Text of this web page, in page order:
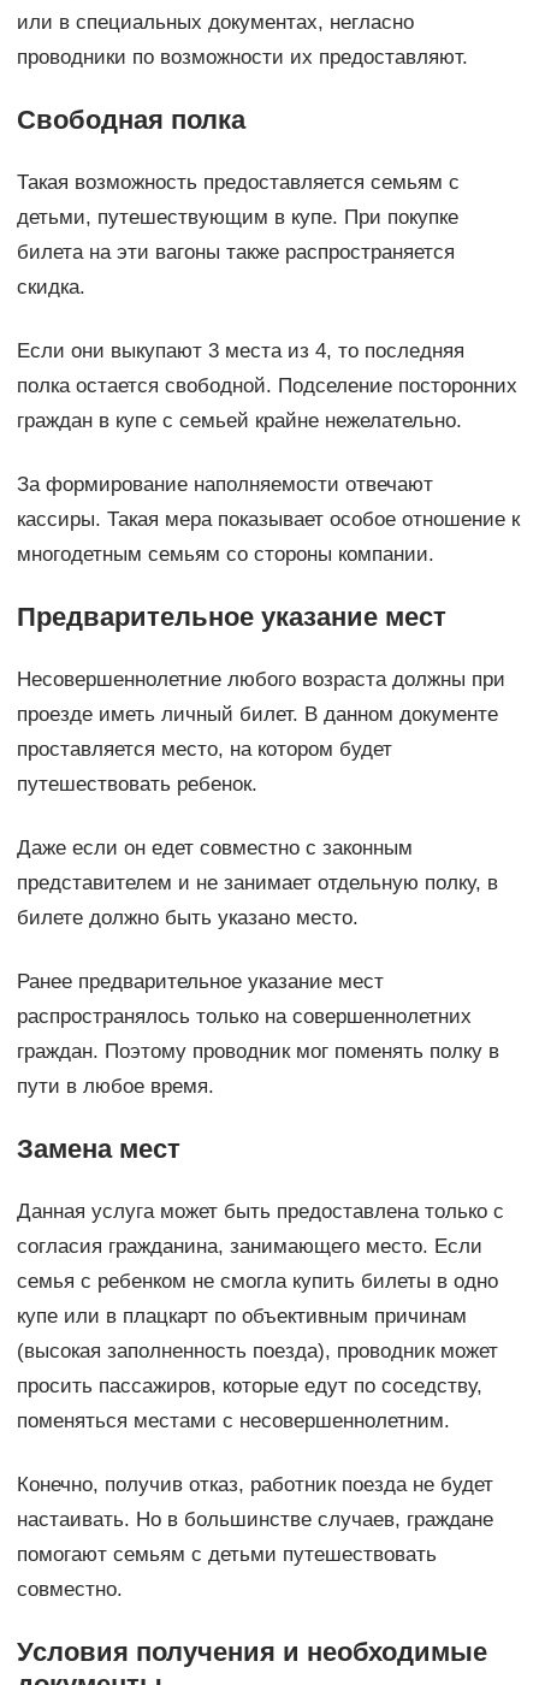
или в специальных документах, негласно
проводники по возможности их предоставляют.
Свободная полка
Такая возможность предоставляется семьям с
детьми, путешествующим в купе. При покупке
билета на эти вагоны также распространяется
скидка.
Если они выкупают 3 места из 4, то последняя
полка остается свободной. Подселение посторонних
граждан в купе с семьей крайне нежелательно.
За формирование наполняемости отвечают
кассиры. Такая мера показывает особое отношение к
многодетным семьям со стороны компании.
Предварительное указание мест
Несовершеннолетние любого возраста должны при
проезде иметь личный билет. В данном документе
проставляется место, на котором будет
путешествовать ребенок.
Даже если он едет совместно с законным
представителем и не занимает отдельную полку, в
билете должно быть указано место.
Ранее предварительное указание мест
распространялось только на совершеннолетних
граждан. Поэтому проводник мог поменять полку в
пути в любое время.
Замена мест
Данная услуга может быть предоставлена только с
согласия гражданина, занимающего место. Если
семья с ребенком не смогла купить билеты в одно
купе или в плацкарт по объективным причинам
(высокая заполненность поезда), проводник может
просить пассажиров, которые едут по соседству,
поменяться местами с несовершеннолетним.
Конечно, получив отказ, работник поезда не будет
настаивать. Но в большинстве случаев, граждане
помогают семьям с детьми путешествовать
совместно.
Условия получения и необходимые